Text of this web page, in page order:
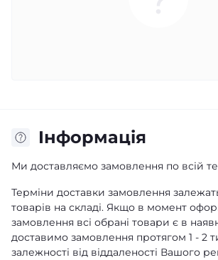
Iнформація
Ми доставляємо замовлення по всій
Терміни доставки замовлення
товарів на складі. Якщо в момент
замовлення всі обрані товари є в
доставимо замовлення протягом 1 - 2
залежності від віддаленості Вашого